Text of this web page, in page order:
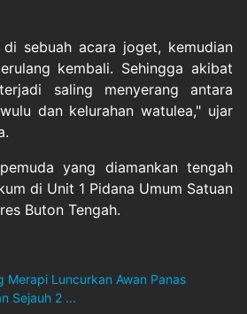
sebuah acara joget, kemudian
kembali. Sehingga akibat
saling menyerang antara
dan kelurahan watulea," ujar
yang diamankan tengah
di Unit 1 Pidana Umum Satuan
Buton Tengah.
Merapi Luncurkan Awan Panas
Sejauh 2 ...